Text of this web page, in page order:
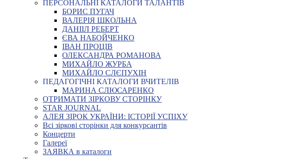
ПЕРСОНАЛЬНІ КАТАЛОГИ ТАЛАНТІВ
БОРИС ПУГАЧ
ВАЛЕРІЯ ШКОЛЬНА
ДАНІІЛ РЕБЕРТ
ЄВА НАБОЙЧЕНКО
ІВАН ПРОЦІВ
ОЛЕКСАНДРА РОМАНОВА
МИХАЙЛО ЖУРБА
МИХАЙЛО СЛЄПУХІН
ПЕДАГОГІЧНІ КАТАЛОГИ ВЧИТЕЛІВ
МАРИНА СЛЮСАРЕНКО
ОТРИМАТИ ЗІРКОВУ СТОРІНКУ
STAR JOURNAL
АЛЕЯ ЗІРОК УКРАЇНИ: ІСТОРІЇ УСПІХУ
Всі зіркові сторінки для конкурсантів
Концерти
Галереї
ЗАЯВКА в каталоги